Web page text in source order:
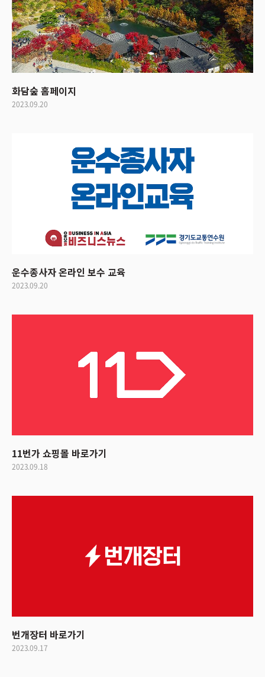
화담숲 홈페이지
2023.09.20
운수종사자 온라인 보수 교육
2023.09.20
11번가 쇼핑몰 바로가기
2023.09.18
번개장터 바로가기
2023.09.17